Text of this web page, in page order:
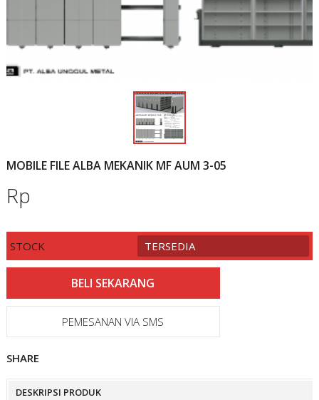
MOBILE FILE ALBA MEKANIK MF AUM 3-05
Rp
STOCK TERSEDIA
PEMESANAN VIA SMS
SHARE
DESKRIPSI PRODUK